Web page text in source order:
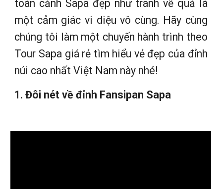
toàn cảnh Sapa đẹp như tranh vẽ quả là
một cảm giác vi diệu vô cùng. Hãy cùng
chúng tôi làm một chuyến hành trình theo
Tour Sapa giá rẻ tìm hiểu vẻ đẹp của đỉnh
núi cao nhất Việt Nam này nhé!
1. Đôi nét về đỉnh Fansipan Sapa